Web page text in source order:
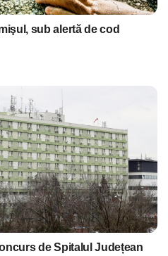
sub alertă de cod
de Spitalul Județean